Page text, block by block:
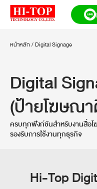
หน้าหลัก /Digital Signage
Digital
(ป้ายโฆษณ
ครบทุกฟังก์ชันสำหรับงานสื่อ
รองรับการใช้งานทุกธุรกิจ
Hi-Top